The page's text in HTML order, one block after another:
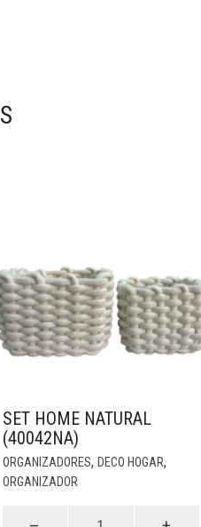
SET HOME NATURAL
(40042NA)
ORGANIZADORES, DECO HOGAR,
ORGANIZADOR